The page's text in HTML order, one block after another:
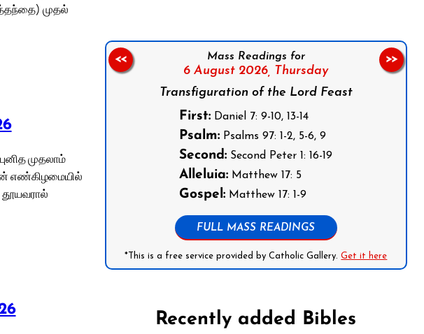
முதல்
முதலாம்
எண்கிழமையில்
Mass Readings for
6 August 2026, Thursday
Transfiguration of the Lord Feast
First: Daniel 7: 9-10, 13-14
Psalm: Psalms 97: 1-2, 5-6, 9
Second: Second Peter 1: 16-19
Alleluia: Matthew 17: 5
Gospel: Matthew 17: 1-9
FULL MASS READINGS
*This is a free service provided by Catholic Gallery.Get it here
<< >>
Recently added Bibles